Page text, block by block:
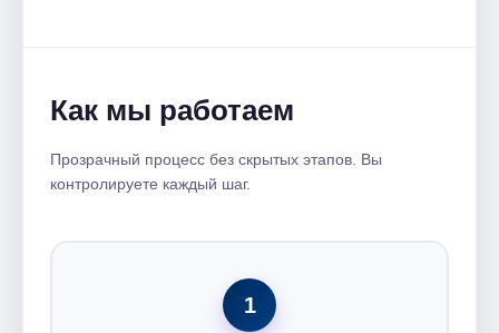
Как мы работаем
Прозрачный процесс без скрытых этапов. Вы
контролируете каждый шаг.
1